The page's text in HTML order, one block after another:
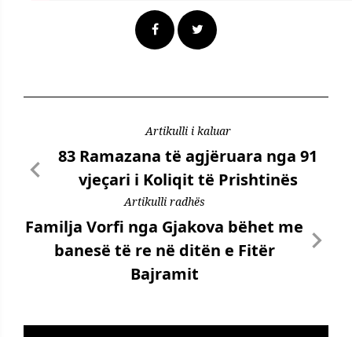
Artikulli i kaluar
83 Ramazana të agjëruara nga 91
vjeçari i Koliqit të Prishtinës
Artikulli radhës
Familja Vorfi nga Gjakova bëhet me
banesë të re në ditën e Fitër
Bajramit